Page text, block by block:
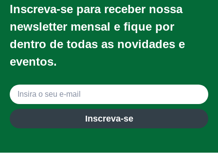
Inscreva-se para receber nossa
newsletter mensal e fique por
dentro de todas as novidades e
eventos.
Inscreva-se